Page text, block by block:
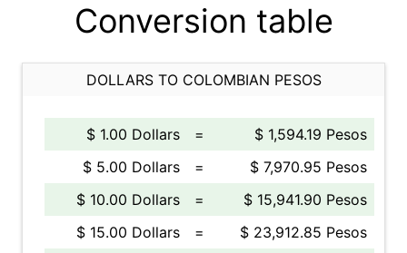
Conversion table
DOLLARS TO COLOMBIAN PESOS
$ 1.00 Dollars =
$ 1,594.19 Pesos
$ 5.00 Dollars
=
$ 7,970.95 Pesos
$ 10.00 Dollars
=
$ 15,941.90 Pesos
$ 15.00 Dollars
=
$ 23,912.85 Pesos